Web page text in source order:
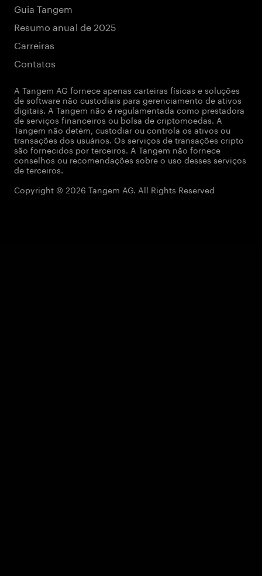
Guia Tangem
Resumo anual de 2025
Carreiras
Contatos
A Tangem AG fornece apenas carteiras físicas e soluções
de software não custodiais para gerenciamento de ativos
digitais. A Tangem não é regulamentada como prestadora
de serviços financeiros ou bolsa de criptomoedas. A
Tangem não detém, custodiar ou controla os ativos ou
transações dos usuários. Os serviços de transações cripto
são fornecidos por terceiros. A Tangem não fornece
conselhos ou recomendações sobre o uso desses serviços
de terceiros.